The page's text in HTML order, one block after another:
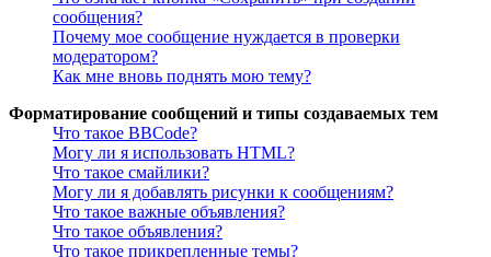
сообщения?
Почему мое сообщение нуждается в проверки
модератором?
Как мне вновь поднять мою тему?
Форматирование сообщений и типы создаваемых тем
Что такое BBCode?
Могу ли я использовать HTML?
Что такое смайлики?
Могу ли я добавлять рисунки к сообщениям?
Что такое важные объявления?
Что такое объявления?
Что такое прикрепленные темы?